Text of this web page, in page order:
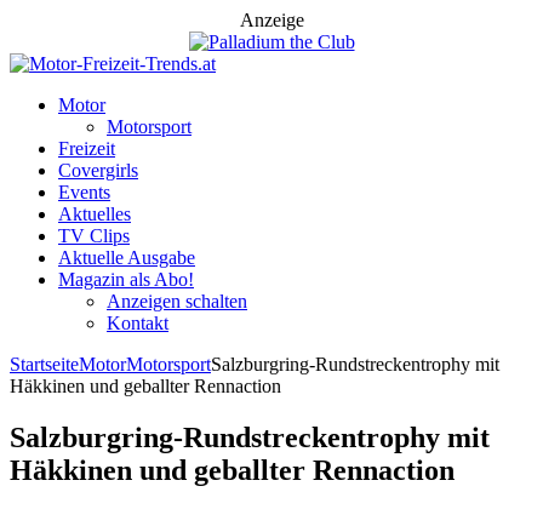
Anzeige
Motor
Motorsport
Freizeit
Covergirls
Events
Aktuelles
TV Clips
Aktuelle Ausgabe
Magazin als Abo!
Anzeigen schalten
Kontakt
StartseiteMotorMotorsportSalzburgring-Rundstreckentrophy mit
Häkkinen und geballter Rennaction
Salzburgring-Rundstreckentrophy mit
Häkkinen und geballter Rennaction